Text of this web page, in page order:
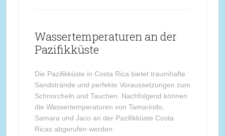
Wassertemperaturen an der
Pazifikküste
Die Pazifikküste in Costa Rica bietet traumhafte
Sandstrände und perfekte Voraussetzungen zum
Schnorcheln und Tauchen. Nachfolgend können
die Wassertemperaturen von Tamarindo,
Samara und Jaco an der Pazifikküste Costa
Ricas abgerufen werden.